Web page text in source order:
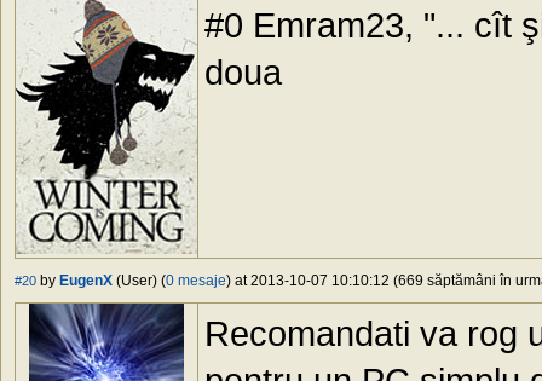
#0 Emram23, "... cît
doua
#20 by EugenX (User) (0 mesaje) at 2013-10-07 10:10:12 (669 săptămâni în
Recomandati va rog